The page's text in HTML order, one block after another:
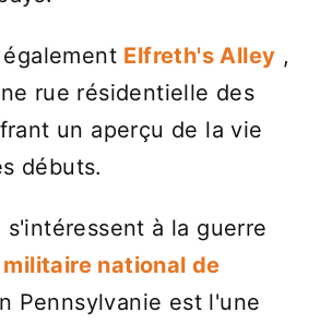
Elfreth's Alley ,
rue résidentielle des
un aperçu de la vie
débuts.
s'intéressent à la guerre
national de
Pennsylvanie est l'une